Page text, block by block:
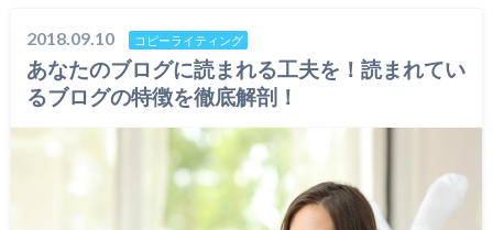
2018.09.10 コピーライティング
あなたのブログに読まれる工夫を！読まれてい
るブログの特徴を徹底解剖！